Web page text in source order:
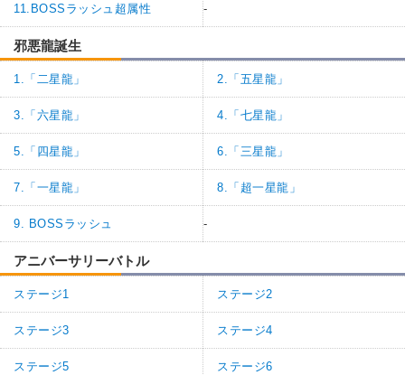
11.BOSSラッシュ超属性 -
邪悪龍誕生
1.「二星龍」 2.「五星龍」
3.「六星龍」 4.「七星龍」
5.「四星龍」 6.「三星龍」
7.「一星龍」 8.「超一星龍」
9. BOSSラッシュ -
アニバーサリーバトル
ステージ1 ステージ2
ステージ3 ステージ4
ステージ5 ステージ6